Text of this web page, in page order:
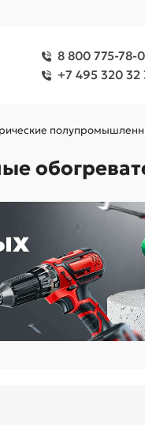
8 800 775-78-
+7 495 320 32